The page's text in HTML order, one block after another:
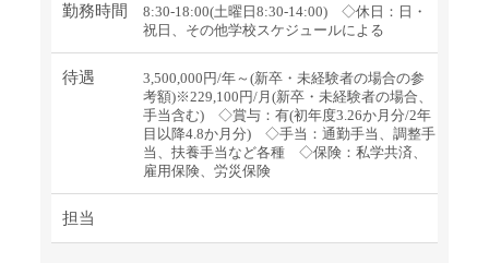
勤務時間
8:30-18:00(土曜日8:30-14:00) ◇休日：日・
祝日、その他学校スケジュールによる
待遇
3,500,000円/年～(新卒・未経験者の場合の参
考額)※229,100円/月(新卒・未経験者の場合、
手当含む) ◇賞与：有(初年度3.26か月分/2年
目以降4.8か月分) ◇手当：通勤手当、調整手
当、扶養手当など各種 ◇保険：私学共済、
雇用保険、労災保険
担当